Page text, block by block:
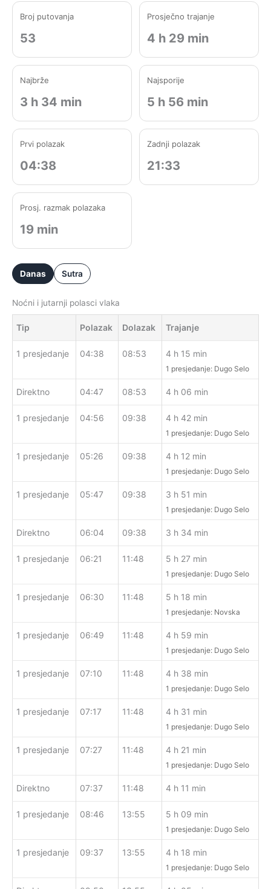
Broj putovanja
53
Prosječno trajanje
4 h 29 min
Najbrže
3 h 34 min
Najsporije
5 h 56 min
Prvi polazak
04:38
Zadnji polazak
21:33
Prosj. razmak polazaka
19 min
Danas Sutra
Noćni i jutarnji polasci vlaka
Tip Polazak Dolazak Trajanje
1 presjedanje 04:38 08:53 4 h 15 min
1 presjedanje: Dugo Selo
Direktno 04:47 08:53 4 h 06 min
1 presjedanje 04:56 09:38 4 h 42 min
1 presjedanje: Dugo Selo
1 presjedanje 05:26 09:38 4 h 12 min
1 presjedanje: Dugo Selo
1 presjedanje 05:47 09:38 3 h 51 min
1 presjedanje: Dugo Selo
Direktno 06:04 09:38 3 h 34 min
1 presjedanje 06:21 11:48 5 h 27 min
1 presjedanje: Dugo Selo
1 presjedanje 06:30 11:48 5 h 18 min
1 presjedanje: Novska
1 presjedanje 06:49 11:48 4 h 59 min
1 presjedanje: Dugo Selo
1 presjedanje 07:10 11:48 4 h 38 min
1 presjedanje: Dugo Selo
1 presjedanje 07:17 11:48 4 h 31 min
1 presjedanje: Dugo Selo
1 presjedanje 07:27 11:48 4 h 21 min
1 presjedanje: Dugo Selo
Direktno 07:37 11:48 4 h 11 min
1 presjedanje 08:46 13:55 5 h 09 min
1 presjedanje: Dugo Selo
1 presjedanje 09:37 13:55 4 h 18 min
1 presjedanje: Dugo Selo